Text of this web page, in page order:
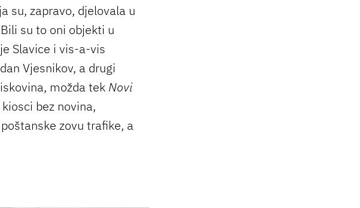
su, zapravo, djelovala u
su to oni objekti u
Slavice i vis-a-vis
Vjesnikov, a drugi
možda tek Novi
bez novina,
zovu trafike, a